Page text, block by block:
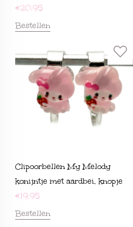
€20,95
Bestellen
Clipoorbellen My Melody
konijntje met aardbei, knopje
€19,95
Bestellen